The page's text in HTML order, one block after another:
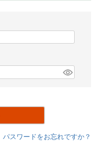
パスワードをお忘れですか？